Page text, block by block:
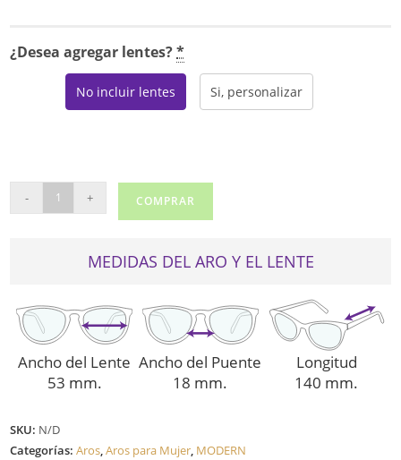
¿Desea agregar lentes?*
No incluir lentes Si, personalizar
MODERN
SUPPORT
- + COMPRAR
MEDIDAS DEL ARO Y EL LENTE
Ancho del Lente
53 mm.
Ancho del Puente
18 mm.
Longitud
140 mm.
SKU: N/D
Categorías:Aros,Aros para Mujer, MODERN